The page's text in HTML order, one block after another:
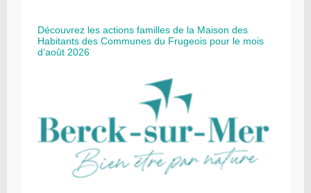
Découvrez les actions familles de la Maison des
Habitants des Communes du Frugeois pour le mois
d’août 2026